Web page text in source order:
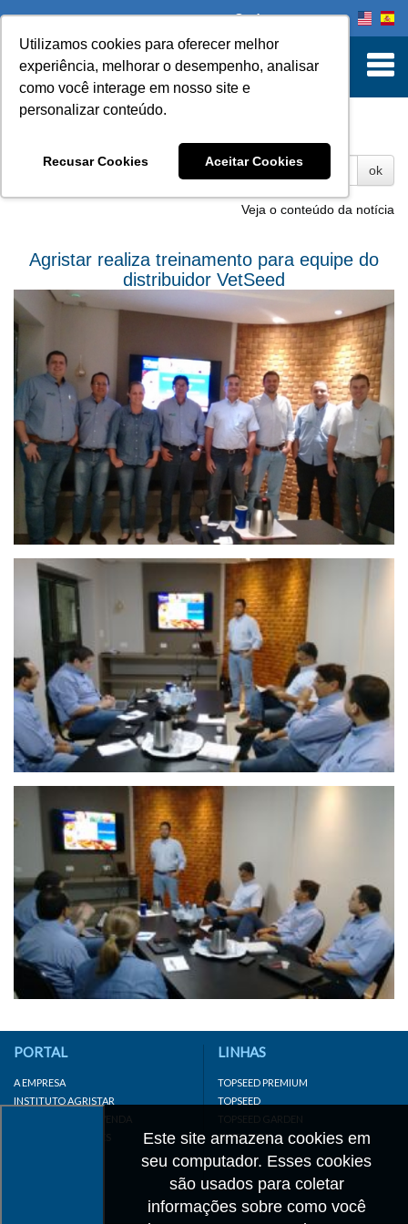
Utilizamos cookies para oferecer melhor
experiência, melhorar o desempenho, analisar
como você interage em nosso site e
personalizar conteúdo.
Recusar Cookies Aceitar Cookies
Onde comprar
ok
Agristar realiza treinamento para equipe do
distribuidor VetSeed
Veja o conteúdo da notícia
Este site armazena cookies em
seu computador. Esses cookies
são usados para coletar
informações sobre como você
PORTAL
A EMPRESA
INSTITUTO AGRISTAR
DISTRIBUIDOR/REVENDA
LINKS IMPORTANTES
LINHAS
TOPSEED PREMIUM
TOPSEED
TOPSEED GARDEN
SUPERSEED